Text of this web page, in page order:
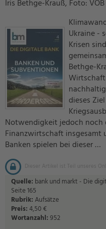
Iris Bethge-Krauß, Foto: VÖB
Ukraine -
Krisen
Bethge-
dieses
Notwendigkeit jedoch noch
Finanzwirtschaft insgesamt
Banken spielen bei dieser …
Dieser Artikel ist Teil unseres
Quelle: bank und markt - Die
Seite 165
Rubrik:Aufsätze
Preis:4,50 €
Wortanzahl:952